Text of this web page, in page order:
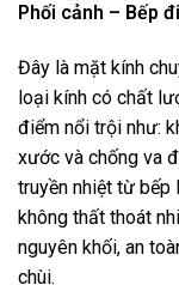
Phối cảnh – Bếp
Đây là mặt kính
loại kính có chất
điểm nổi trội như:
xước và chống va
truyền nhiệt từ
không thất thoát
nguyên khối, an
chùi.